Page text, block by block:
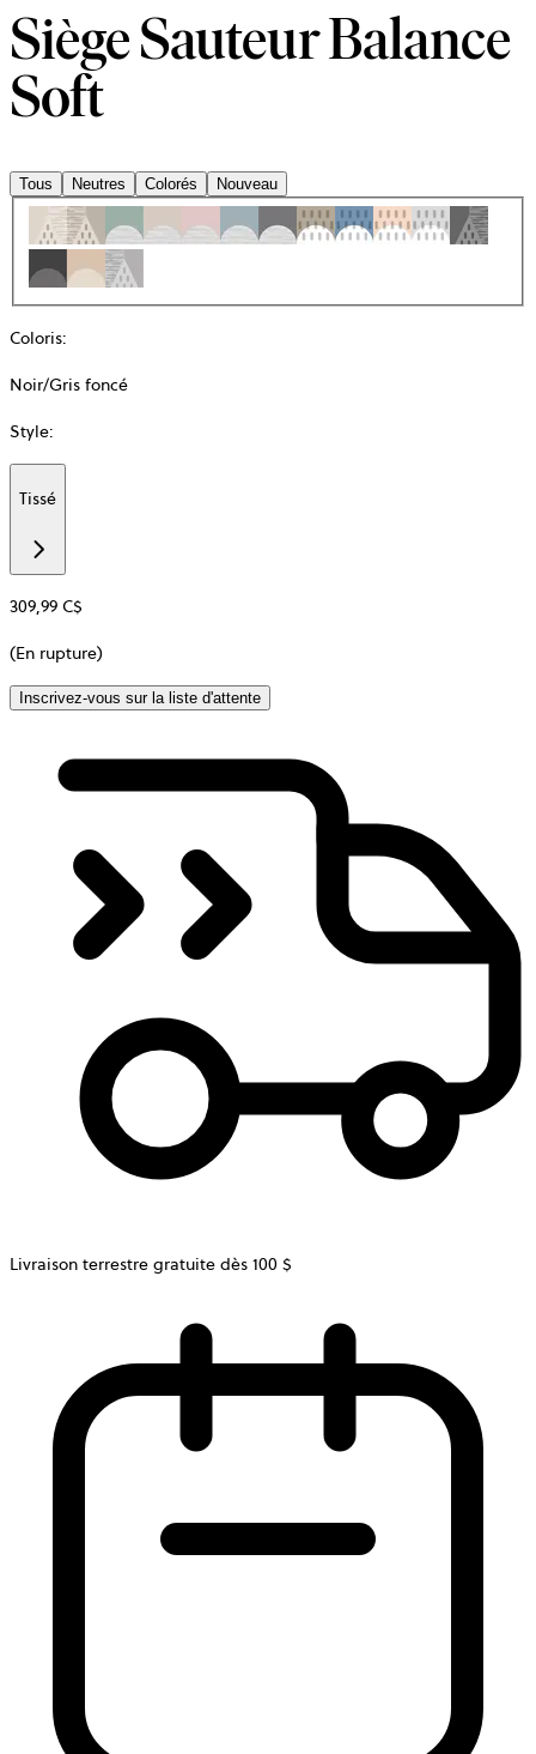
Siège Sauteur Balance
Soft
Tous Neutres Colorés Nouveau
Coloris:
Noir/Gris foncé
Style:
Tissé
about
309,99 C$
(En rupture)
Inscrivez-vous sur la liste d'attente
Livraison terrestre gratuite dès 100 $